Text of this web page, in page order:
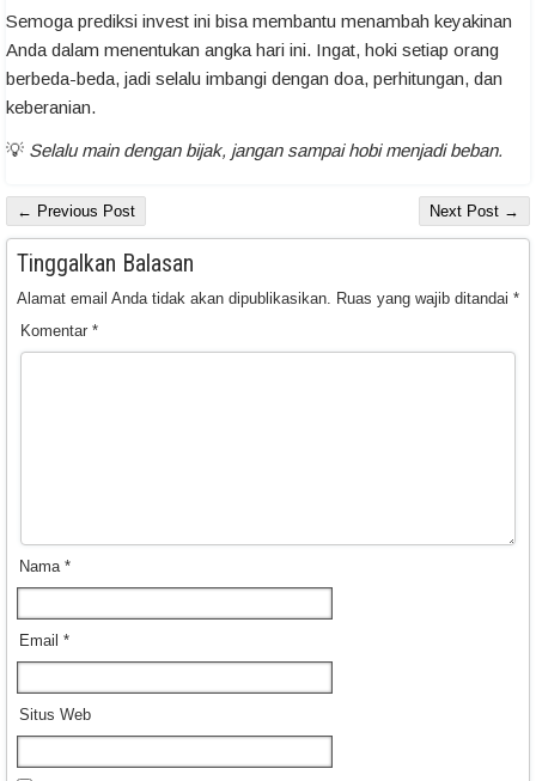
Semoga prediksi invest ini bisa membantu menambah keyakinan
Anda dalam menentukan angka hari ini. Ingat, hoki setiap orang
berbeda-beda, jadi selalu imbangi dengan doa, perhitungan, dan
keberanian.
💡 Selalu main dengan bijak, jangan sampai hobi menjadi beban.
← Previous Post Next Post →
Tinggalkan Balasan
Alamat email Anda tidak akan dipublikasikan. Ruas yang wajib ditandai *
Komentar *
Nama *
Email *
Situs Web